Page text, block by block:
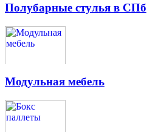
Полубарные стулья в СПб
Модульная мебель